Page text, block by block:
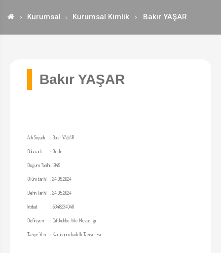
Kurumsal Kurumsal Kimlik Bakır YAŞAR
Bakır YAŞAR
Adı Soyadı : Bakır YAŞAR
Baba adı : Dede
Doğum Tarihi:1949
Ölüm tarihi :24.05.2024
Defin Tarihi :24.05.2024
İrtibat :5348234040
Defin yeri : Çiftkubbe Aile Mezarlığı
Taziye Yeri : Karaköprü badıllı Taziye evi